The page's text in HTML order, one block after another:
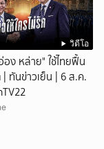
วิดีโอ
ง หล่าย" ใช้ไทยฟื้น
ทันข่าวเย็น | 6 ส.ค.